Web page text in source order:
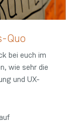
Quo
bei euch im
wie sehr die
und UX-